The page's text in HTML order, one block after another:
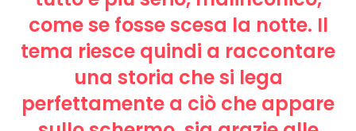
come se fosse scesa la notte. Il
tema riesce quindi a raccontare
una storia che si lega
perfettamente a ciò che appare